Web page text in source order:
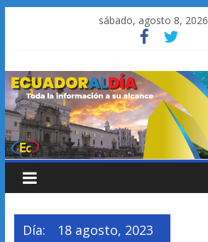
sábado, agosto 8, 2026
Día: 18 agosto, 2023